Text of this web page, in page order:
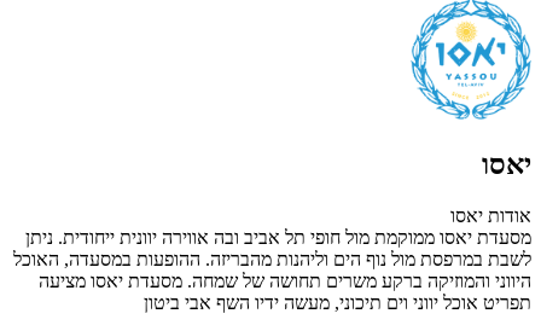
יאסו
אודות יאסו
מסעדת יאסו ממוקמת מול חופי תל אביב ובה אווירה יוונית ייחודית. ניתן
לשבת במרפסת מול נוף הים וליהנות מהבריזה. ההופעות במסעדה, האוכל
היווני והמוזיקה ברקע משרים תחושה של שמחה. מסעדת יאסו מציעה
תפריט אוכל יווני וים תיכוני, מעשה ידיו השף אבי ביטון